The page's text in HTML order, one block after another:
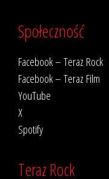
Społeczność
Facebook – Teraz Rock
Facebook – Teraz Film
YouTube
X
Spotify
Teraz Rock